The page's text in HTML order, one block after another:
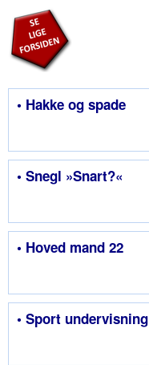
• Hakke og spade
• Snegl »Snart?«
• Hoved mand 22
• Sport undervisning